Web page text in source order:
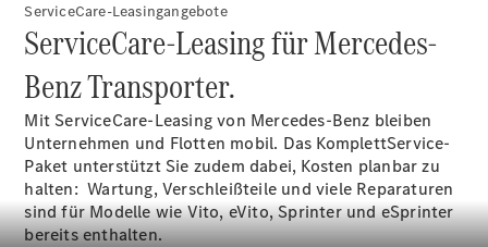
Alle Modelle
Elektromodelle
Sprinter
ServiceCare-Leasingangebote
ServiceCare-Leasing für Mercedes-
Benz Transporter.
Mit ServiceCare-Leasing von Mercedes-Benz bleiben
Unternehmen und Flotten mobil. Das KomplettService-
Paket unterstützt Sie zudem dabei, Kosten planbar zu
halten: Wartung, Verschleißteile und viele Reparaturen
sind für Modelle wie Vito, eVito, Sprinter und eSprinter
bereits enthalten.